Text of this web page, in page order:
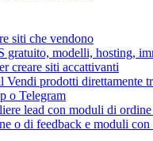
siti che vendono
gratuito, modelli, hosting,
creare siti accattivanti
Vendi prodotti direttamente
o Telegram
lead con moduli di
o di feedback e moduli con